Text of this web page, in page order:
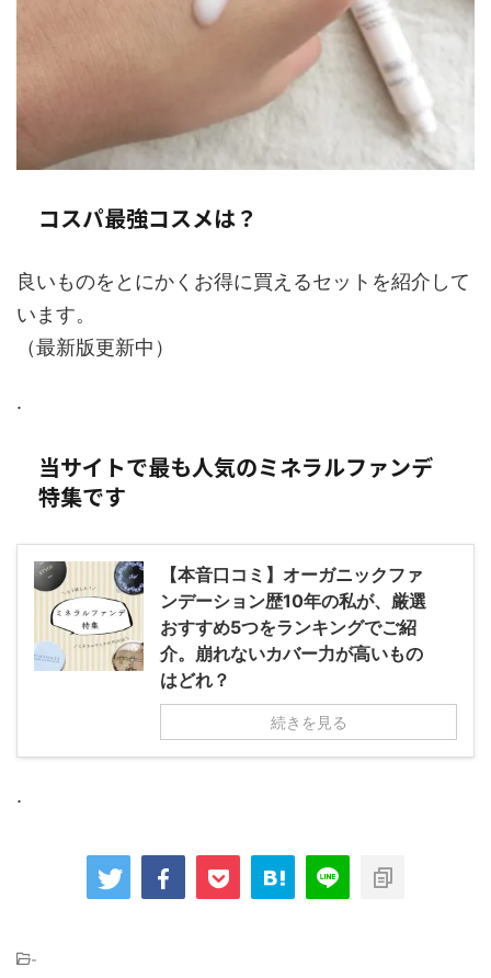
コスパ最強コスメは？
良いものをとにかくお得に買えるセットを紹介して
います。
（最新版更新中）
.
当サイトで最も人気のミネラルファンデ
特集です
【本音口コミ】オーガニックファ
ンデーション歴10年の私が、厳選
おすすめ5つをランキングでご紹
介。崩れないカバー力が高いもの
はどれ？
続きを見る
.
-